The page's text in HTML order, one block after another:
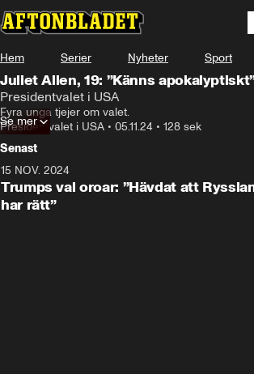
Hem Serier Nyheter Sport
Juliet Allen, 19: ”Känns
Presidentvalet i USA
Fyra unga tjejer om valet.
Presidentvalet i USA • 05.11.24 • 128 sek
Se mer
Senast
15 NOV. 2024
Trumps val oroar: ”Hävdat att
har rätt”